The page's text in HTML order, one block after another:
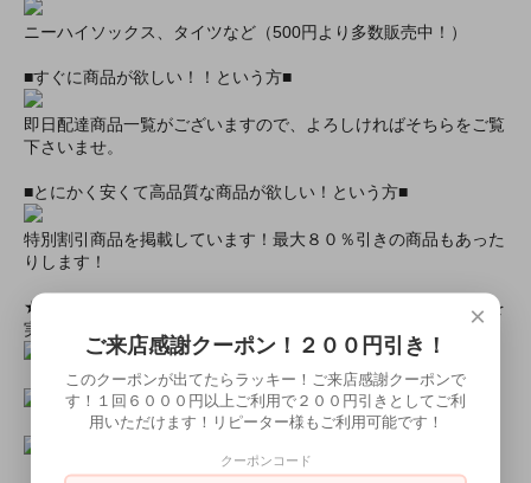
ニーハイソックス、タイツなど（500円より多数販売中！）
■すぐに商品が欲しい！！という方■
即日配達商品一覧がございますので、よろしければそちらをご覧
下さいませ。
■とにかく安くて高品質な商品が欲しい！という方■
特別割引商品を掲載しています！最大８０％引きの商品もあった
りします！
★ミアカフェ・ミアリラではミアコス衣装を着用したイベントを
実施中★
×
ご来店感謝クーポン！２００円引き！
このクーポンが出てたらラッキー！ご来店感謝クーポンで
す！１回６０００円以上ご利用で２００円引きとしてご利
用いただけます！リピーター様もご利用可能です！
クーポンコード